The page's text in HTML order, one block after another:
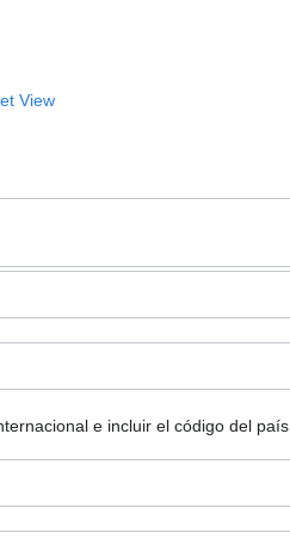
View
e incluir el código del país.